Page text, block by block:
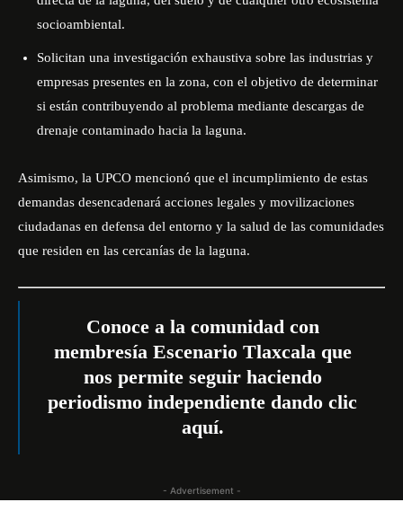
socioambiental.
Solicitan una investigación exhaustiva sobre las industrias y
empresas presentes en la zona, con el objetivo de determinar
si están contribuyendo al problema mediante descargas de
drenaje contaminado hacia la laguna.
Asimismo, la UPCO mencionó que el incumplimiento de estas
demandas desencadenará acciones legales y movilizaciones
ciudadanas en defensa del entorno y la salud de las comunidades
que residen en las cercanías de la laguna.
Conoce a la comunidad con
membresía Escenario Tlaxcala que
nos permite seguir haciendo
periodismo independiente dando clic
aquí.
- Advertisement -